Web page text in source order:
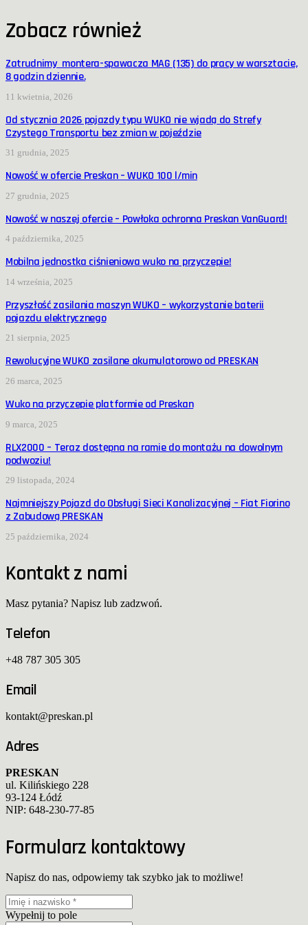
Zobacz również
Zatrudnimy montera-spawacza MAG (135) do pracy w warsztacie,
8 godzin dziennie.
11 kwietnia, 2026
Od stycznia 2026 pojazdy typu WUKO nie wjadą do Strefy
Czystego Transportu bez zmian w pojeździe
31 grudnia, 2025
Nowość w ofercie Preskan – WUKO 100 l/min
27 grudnia, 2025
Nowość w naszej ofercie – Powłoka ochronna Preskan VanGuard!
4 października, 2025
Mobilna jednostka ciśnieniowa wuko na przyczepie!
14 września, 2025
Przyszłość zasilania maszyn WUKO – wykorzystanie baterii
pojazdu elektrycznego
21 sierpnia, 2025
Rewolucyjne WUKO zasilane akumulatorowo od PRESKAN
26 marca, 2025
Wuko na przyczepie platformie od Preskan
9 marca, 2025
RLX2000 – Teraz dostępna na ramie do montażu na dowolnym
podwoziu!
29 listopada, 2024
Najmniejszy Pojazd do Obsługi Sieci Kanalizacyjnej – Fiat Fiorino
z Zabudową PRESKAN
25 października, 2024
Kontakt z nami
Masz pytania? Napisz lub zadzwoń.
Telefon
+48 787 305 305
Email
kontakt@preskan.pl
Adres
PRESKAN
ul. Kilińskiego 228
93-124 Łódź
NIP: 648-230-77-85
Formularz kontaktowy
Napisz do nas, odpowiemy tak szybko jak to możliwe!
Wypełnij to pole